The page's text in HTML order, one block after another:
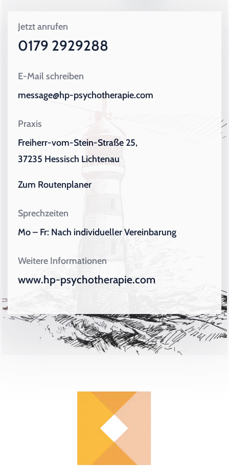
Jetzt anrufen
0179 2929288
E-Mail schreiben
message@hp-psychotherapie.com
Praxis
Freiherr-vom-Stein-Straße 25,
37235 Hessisch Lichtenau
Zum Routenplaner
Sprechzeiten
Mo – Fr: Nach individueller Vereinbarung
Weitere Informationen
www.hp-psychotherapie.com